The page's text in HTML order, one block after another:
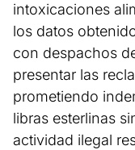
intoxicaciones
los datos
con despachos
presentar las
prometiendo
libras esterlinas
actividad ilegal